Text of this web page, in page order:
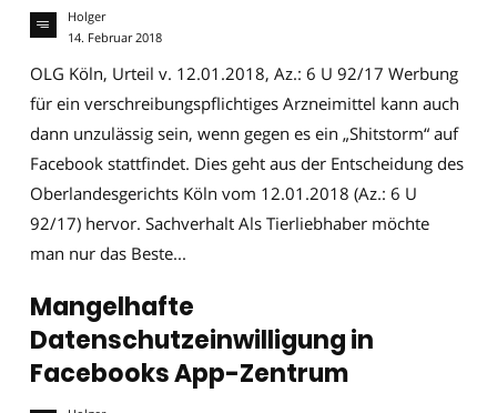
Holger
14. Februar 2018
OLG Köln, Urteil v. 12.01.2018, Az.: 6 U 92/17 Werbung
für ein verschreibungspflichtiges Arzneimittel kann auch
dann unzulässig sein, wenn gegen es ein „Shitstorm“ auf
Facebook stattfindet. Dies geht aus der Entscheidung des
Oberlandesgerichts Köln vom 12.01.2018 (Az.: 6 U
92/17) hervor. Sachverhalt Als Tierliebhaber möchte
man nur das Beste...
Mangelhafte
Datenschutzeinwilligung in
Facebooks App-Zentrum